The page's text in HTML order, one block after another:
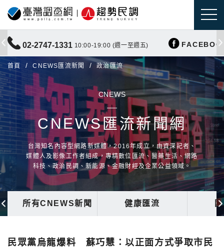
02-2747-1331 10:00-19:00 (週一至週五)
首頁 CNEWS匯流新聞 政治匯流
CNEWS
CNEWS匯流新聞網
台灣知名內容型網路新媒體，2016年成立，由資深記者、
媒體人及影像工作者組成，專精數位匯流、醫藥生活、網路
科技、政治民調、新能源、金融財經及企業公益領域。
所有CNEWS新聞 健康匯流
民眾黨烏龍爆料 蘇巧慧：以正面方式爭取市民